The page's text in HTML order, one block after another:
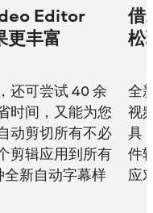
Editor
更丰富
还可尝试 40 余
时间，又能为您
动剪切所有不必
剪辑应用到所有
新自动字幕样
借
松
全
视
具
件
应